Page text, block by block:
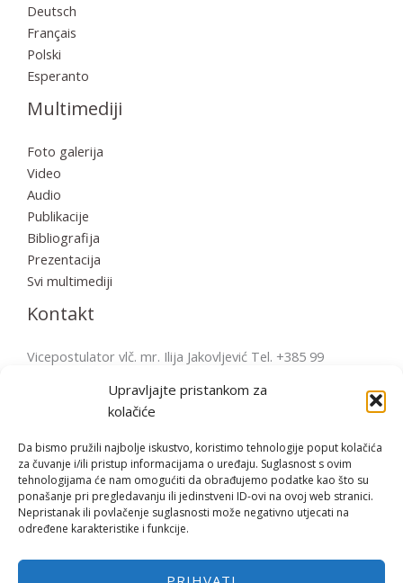
Upravljajte pristankom za
kolačiće
Da bismo pružili najbolje iskustvo, koristimo tehnologije poput kolačića
za čuvanje i/ili pristup informacijama o uređaju. Suglasnost s ovim
tehnologijama će nam omogućiti da obrađujemo podatke kao što su
ponašanje pri pregledavanju ili jedinstveni ID-ovi na ovoj web stranici.
Nepristanak ili povlačenje suglasnosti može negativno utjecati na
određene karakteristike i funkcije.
Deutsch
Français
Polski
Esperanto
Multimediji
Foto galerija
Video
Audio
Publikacije
Bibliografija
Prezentacija
Svi multimediji
Kontakt
Vicepostulator vlč. mr. Ilija Jakovljević Tel. +385 99
Fažana Župni trg 4, 52212 Fažana, Hrvatska
Copyright © | 2026 Bl. Miroslav Bulešić